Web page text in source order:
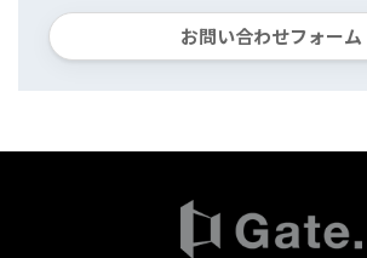
お問い合わせフォーム